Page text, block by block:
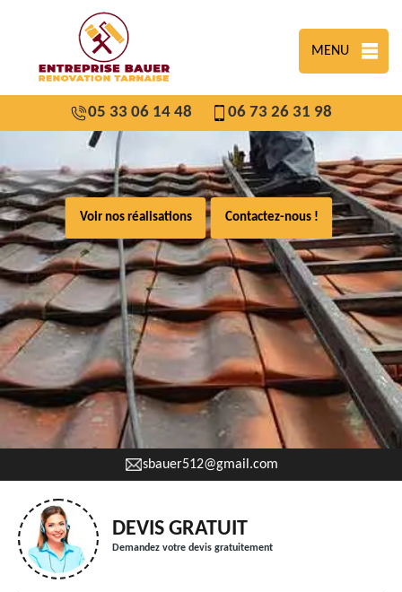
MENU
05 33 06 14 48 06 73 26 31 98
Voir nos réalisations Contactez-nous !
sbauer512@gmail.com
DEVIS GRATUIT
Demandez votre devis gratuitement